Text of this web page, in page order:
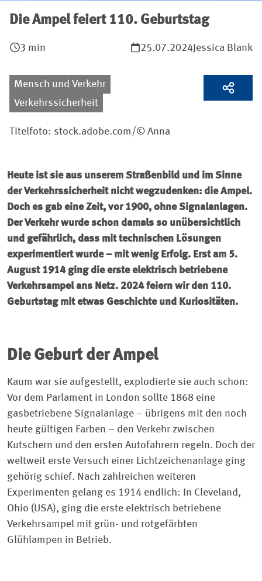
Die Ampel feiert 110. Geburtstag
3 min 25.07.2024 Jessica Blank
Mensch und Verkehr
Verkehrssicherheit
Titelfoto: stock.adobe.com/© Anna
Heute ist sie aus unserem Straßenbild und im Sinne
der Verkehrssicherheit nicht wegzudenken: die Ampel.
Doch es gab eine Zeit, vor 1900, ohne Signalanlagen.
Der Verkehr wurde schon damals so unübersichtlich
und gefährlich, dass mit technischen Lösungen
experimentiert wurde – mit wenig Erfolg. Erst am 5.
August 1914 ging die erste elektrisch betriebene
Verkehrsampel ans Netz. 2024 feiern wir den 110.
Geburtstag mit etwas Geschichte und Kuriositäten.
Die Geburt der Ampel
Kaum war sie aufgestellt, explodierte sie auch schon:
Vor dem Parlament in London sollte 1868 eine
gasbetriebene Signalanlage – übrigens mit den noch
heute gültigen Farben – den Verkehr zwischen
Kutschern und den ersten Autofahrern regeln. Doch der
weltweit erste Versuch einer Lichtzeichenanlage ging
gehörig schief. Nach zahlreichen weiteren
Experimenten gelang es 1914 endlich: In Cleveland,
Ohio (USA), ging die erste elektrisch betriebene
Verkehrsampel mit grün- und rotgefärbten
Glühlampen in Betrieb.